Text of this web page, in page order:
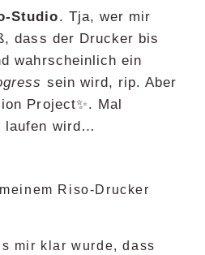
Studio. Tja, wer mir
dass der Drucker bis
wahrscheinlich ein
sein wird, rip. Aber
Project✨. Mal
laufen wird…
Riso-Drucker
mir klar wurde, dass